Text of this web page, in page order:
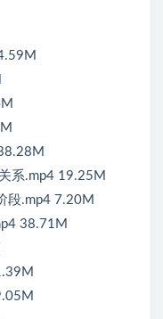
系.mp4 19.25M
段.mp4 7.20M
38.71M